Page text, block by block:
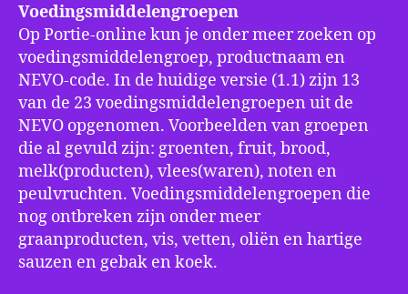
Voedingsmiddelengroepen
Op Portie-online kun je onder meer zoeken op
voedingsmiddelengroep, productnaam en
NEVO-code. In de huidige versie (1.1) zijn 13
van de 23 voedingsmiddelengroepen uit de
NEVO opgenomen. Voorbeelden van groepen
die al gevuld zijn: groenten, fruit, brood,
melk(producten), vlees(waren), noten en
peulvruchten. Voedingsmiddelengroepen die
nog ontbreken zijn onder meer
graanproducten, vis, vetten, oliën en hartige
sauzen en gebak en koek.